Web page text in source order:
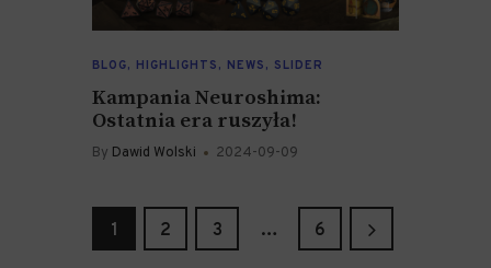
BLOG, HIGHLIGHTS , NEWS , SLIDER
Kampania Neuroshima:
Ostatnia era ruszyła!
By Dawid Wolski 2024-09-09
Stronicowanie
wpisów
PAGE
1 PAGE
2 PAGE
3 … PAGE
6
>